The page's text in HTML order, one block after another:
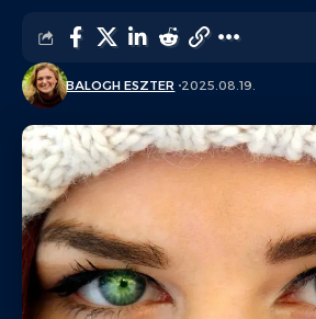
BALOGH ESZTER 2025.08.19.